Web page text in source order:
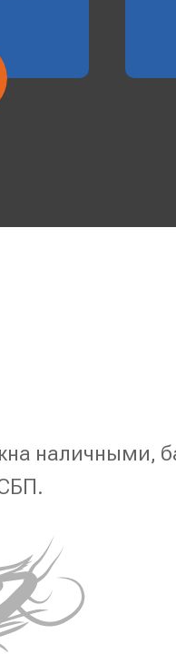
наличными,